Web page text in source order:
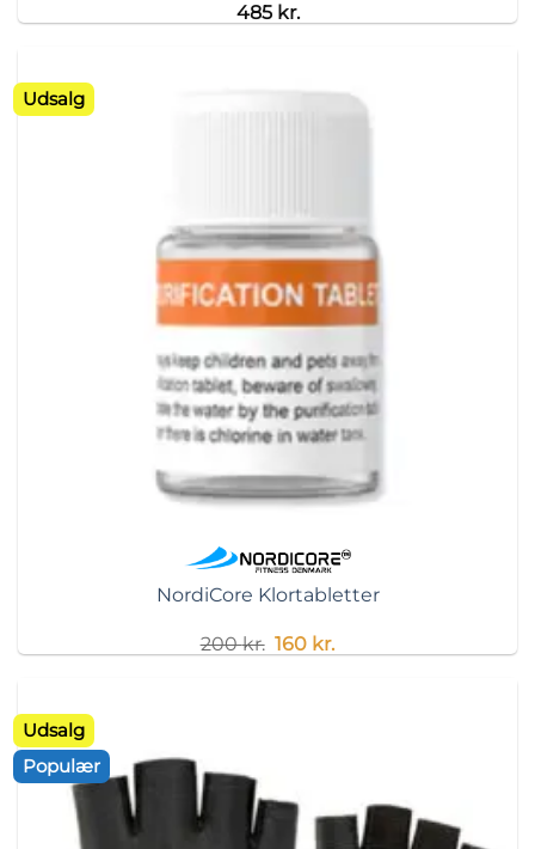
485 kr.
Udsalg
NordiCore Klortabletter
200kr. Original
price
160 kr.Current
price
Udsalg
Populær